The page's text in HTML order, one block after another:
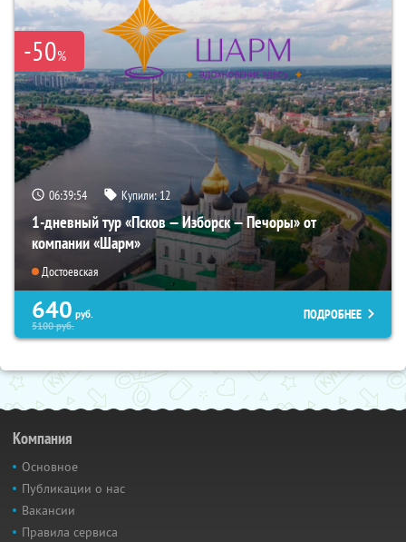
-50%
06:39:53 Купили:12
1-дневный тур «Псков — Изборск — Печоры» от
компании «Шарм»
Достоевская
640 руб.
5100руб.
ПОДРОБНЕЕ
Компания
Основное
Публикации о нас
Вакансии
Правила сервиса